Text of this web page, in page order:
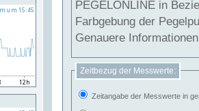
PEGELONLINE in Beziehung
Farbgebung der
Genauere
Zeitbezug der Messwerte:
Zeitangabe der Messwerte in